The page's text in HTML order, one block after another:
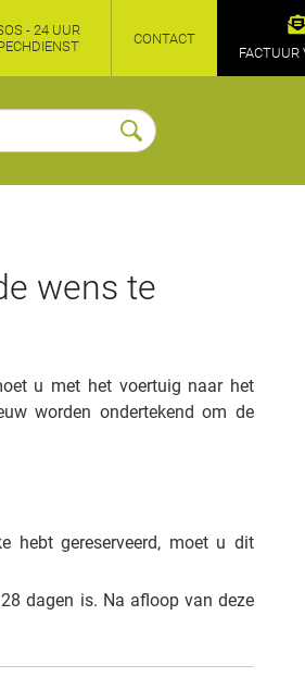
- 24 UUR
CONTACT
FACTUUR
wens te
u met het voertuig naar het
worden ondertekend om de
hebt gereserveerd, moet u dit
dagen is. Na afloop van deze